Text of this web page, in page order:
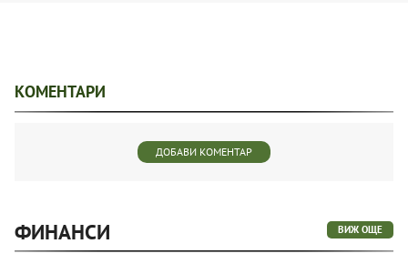
КОМЕНТАРИ
ДОБАВИ КОМЕНТАР
ФИНАНСИ ВИЖ ОЩЕ